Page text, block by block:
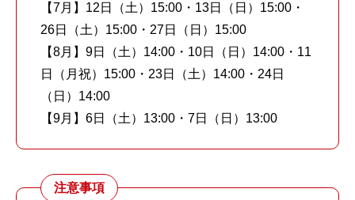
【7月】12日（土）15:00・13日（日）15:00・
26日（土）15:00・27日（日）15:00
【8月】9日（土）14:00・10日（日）14:00・11
日（月祝）15:00・23日（土）14:00・24日
（日）14:00
【9月】6日（土）13:00・7日（日）13:00
注意事項